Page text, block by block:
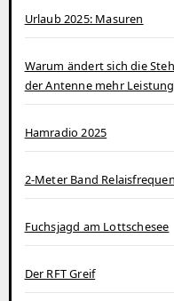
Urlaub 2025: Masuren
Warum ändert sich die
der Antenne mehr
Hamradio 2025
2-Meter Band
Fuchsjagd am Lottschesee
Der RFT Greif